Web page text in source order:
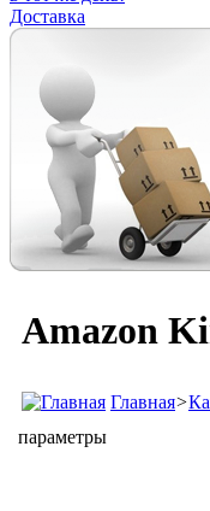
Доставка
Amazon
Главная>
параметры